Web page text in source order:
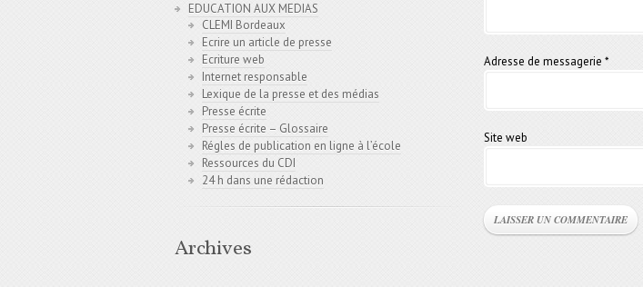
Adresse de messagerie *
Site web
EDUCATION AUX MEDIAS
CLEMI Bordeaux
Ecrire un article de presse
Ecriture web
Internet responsable
Lexique de la presse et des médias
Presse écrite
Presse écrite – Glossaire
Régles de publication en ligne à l’école
Ressources du CDI
24 h dans une rédaction
Archives